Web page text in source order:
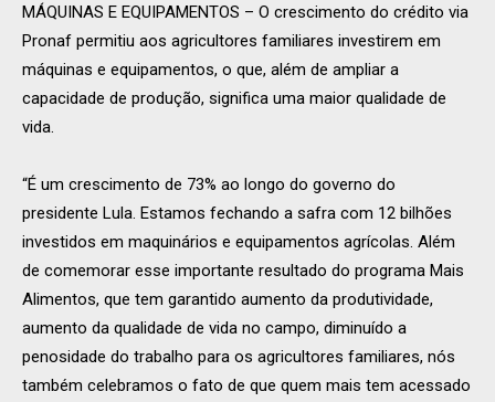
MÁQUINAS E EQUIPAMENTOS – O crescimento do crédito via
Pronaf permitiu aos agricultores familiares investirem em
máquinas e equipamentos, o que, além de ampliar a
capacidade de produção, significa uma maior qualidade de
vida.
“É um crescimento de 73% ao longo do governo do
presidente Lula. Estamos fechando a safra com 12 bilhões
investidos em maquinários e equipamentos agrícolas. Além
de comemorar esse importante resultado do programa Mais
Alimentos, que tem garantido aumento da produtividade,
aumento da qualidade de vida no campo, diminuído a
penosidade do trabalho para os agricultores familiares, nós
também celebramos o fato de que quem mais tem acessado